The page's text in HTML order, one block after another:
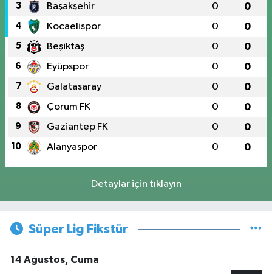
3 Başakşehir 0 0
4 Kocaelispor 0 0
5 Beşiktaş 0 0
6 Eyüpspor 0 0
7 Galatasaray 0 0
8 Çorum FK 0 0
9 Gaziantep FK 0 0
10 Alanyaspor 0 0
Detaylar için tıklayın
Süper Lig Fikstür
14 Ağustos, Cuma